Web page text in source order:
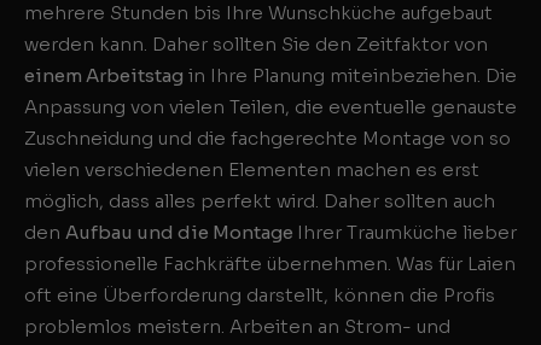
mehrere Stunden bis Ihre Wunschküche aufgebaut
werden kann. Daher sollten Sie den Zeitfaktor von
einem Arbeitstag in Ihre Planung miteinbeziehen. Die
Anpassung von vielen Teilen, die eventuelle genauste
Zuschneidung und die fachgerechte Montage von so
vielen verschiedenen Elementen machen es erst
möglich, dass alles perfekt wird. Daher sollten auch
den Aufbau und die Montage Ihrer Traumküche lieber
professionelle Fachkräfte übernehmen. Was für Laien
oft eine Überforderung darstellt, können die Profis
problemlos meistern. Arbeiten an Strom- und